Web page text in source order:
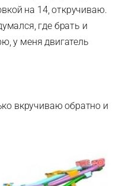
на 14, откручиваю.
где брать и
у меня двигатель
вкручиваю обратно и